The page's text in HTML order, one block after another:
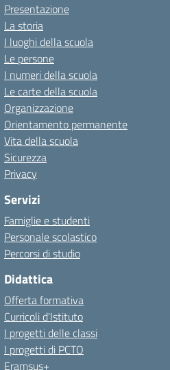
Presentazione
La storia
I luoghi della scuola
Le persone
I numeri della scuola
Le carte della scuola
Organizzazione
Orientamento permanente
Vita della scuola
Sicurezza
Privacy
Servizi
Famiglie e studenti
Personale scolastico
Percorsi di studio
Didattica
Offerta formativa
Curricoli d'Istituto
I progetti delle classi
I progetti di PCTO
Eramsus+